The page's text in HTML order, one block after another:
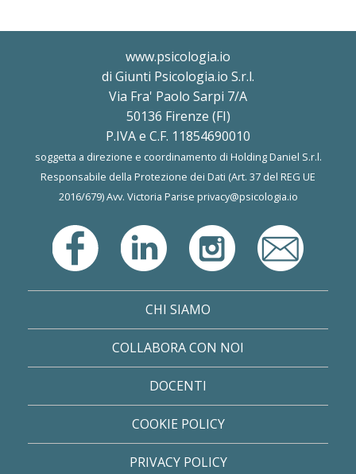
www.psicologia.io
di Giunti Psicologia.io S.r.l.
Via Fra' Paolo Sarpi 7/A
50136 Firenze (FI)
P.IVA e C.F. 11854690010
soggetta a direzione e coordinamento di Holding Daniel S.r.l.
Responsabile della Protezione dei Dati (Art. 37 del REG UE
2016/679) Avv. Victoria Parise privacy@psicologia.io
CHI SIAMO
COLLABORA CON NOI
DOCENTI
COOKIE POLICY
PRIVACY POLICY